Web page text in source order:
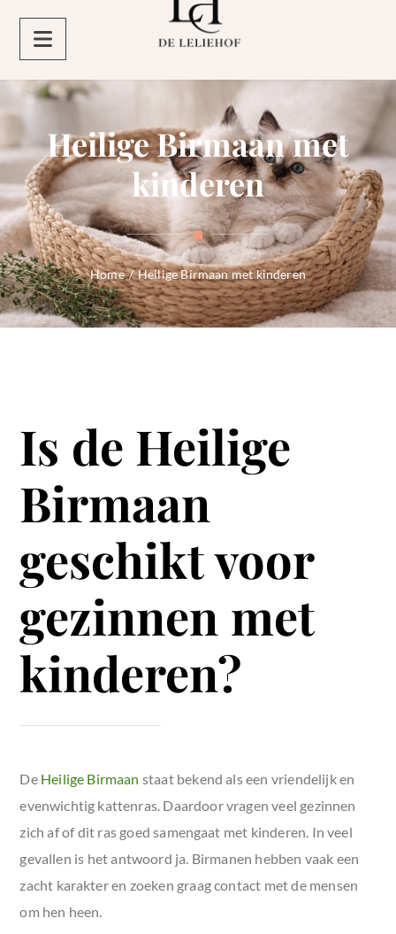
Heilige Birmaan met
kinderen
Home / Heilige Birmaan met kinderen
Is de Heilige
Birmaan
geschikt voor
gezinnen met
kinderen?
De Heilige Birmaan staat bekend als een vriendelijk en
evenwichtig kattenras. Daardoor vragen veel gezinnen
zich af of dit ras goed samengaat met kinderen. In veel
gevallen is het antwoord ja. Birmanen hebben vaak een
zacht karakter en zoeken graag contact met de mensen
om hen heen.